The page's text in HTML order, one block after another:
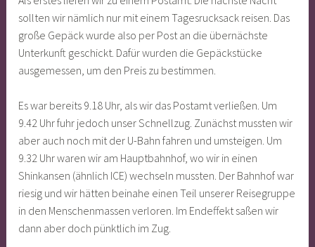
sollten wir nämlich nur mit einem Tagesrucksack reisen. Das
große Gepäck wurde also per Post an die übernächste
Unterkunft geschickt. Dafür wurden die Gepäckstücke
ausgemessen, um den Preis zu bestimmen.
Es war bereits 9.18 Uhr, als wir das Postamt verließen. Um
9.42 Uhr fuhr jedoch unser Schnellzug. Zunächst mussten wir
aber auch noch mit der U-Bahn fahren und umsteigen. Um
9.32 Uhr waren wir am Hauptbahnhof, wo wir in einen
Shinkansen (ähnlich ICE) wechseln mussten. Der Bahnhof war
riesig und wir hätten beinahe einen Teil unserer Reisegruppe
in den Menschenmassen verloren. Im Endeffekt saßen wir
dann aber doch pünktlich im Zug.